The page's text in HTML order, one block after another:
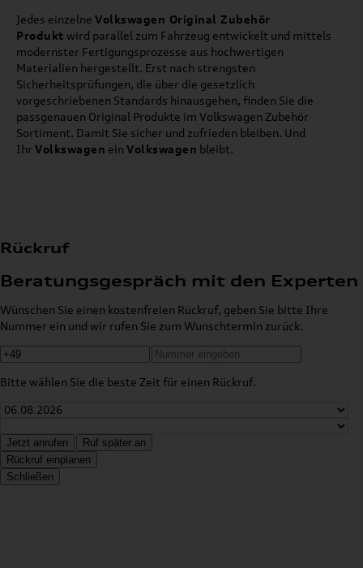
Jedes einzelne Volkswagen Original Zubehör
Produkt wird parallel zum Fahrzeug entwickelt und mittels
modernster Fertigungsprozesse aus hochwertigen
Materialien hergestellt. Erst nach strengsten
Sicherheitsprüfungen, die über die gesetzlich
vorgeschriebenen Standards hinausgehen, finden Sie die
passgenauen Original Produkte im Volkswagen Zubehör
Sortiment. Damit Sie sicher und zufrieden bleiben. Und
Ihr Volkswagen ein Volkswagen bleibt.
Rückruf
Beratungsgespräch mit den Experten
Wünschen Sie einen kostenfreien Rückruf, geben Sie bitte Ihre
Nummer ein und wir rufen Sie zum Wunschtermin zurück.
Bitte wählen Sie die beste Zeit für einen Rückruf.
Jetzt anrufen
Ruf später an
Rückruf einplanen
Schließen